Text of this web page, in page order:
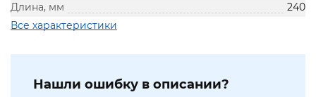
Длина, мм
240
Все характеристики
Нашли ошибку в описании?